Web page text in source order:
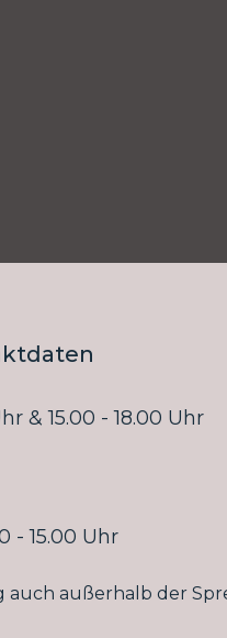
& 15.00 - 18.00 Uhr
- 15.00 Uhr
auch außerhalb der